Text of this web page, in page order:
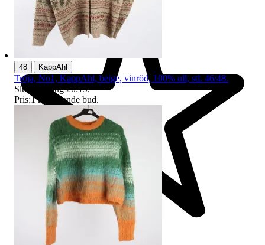
48 | KappAhl
Tröja, No1, KappAhl, beige, vinröd, 100% ull, stl. 46/48.
Sluttid
16 aug 20:19.
Pris:1 kr Ledande bud.